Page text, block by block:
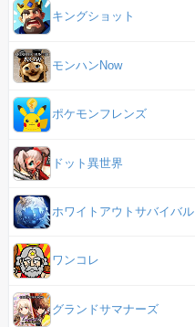
キングショット
モンハンNow
ポケモンフレンズ
ドット異世界
ホワイトアウトサバイバル
ワンコレ
グランドサマナーズ